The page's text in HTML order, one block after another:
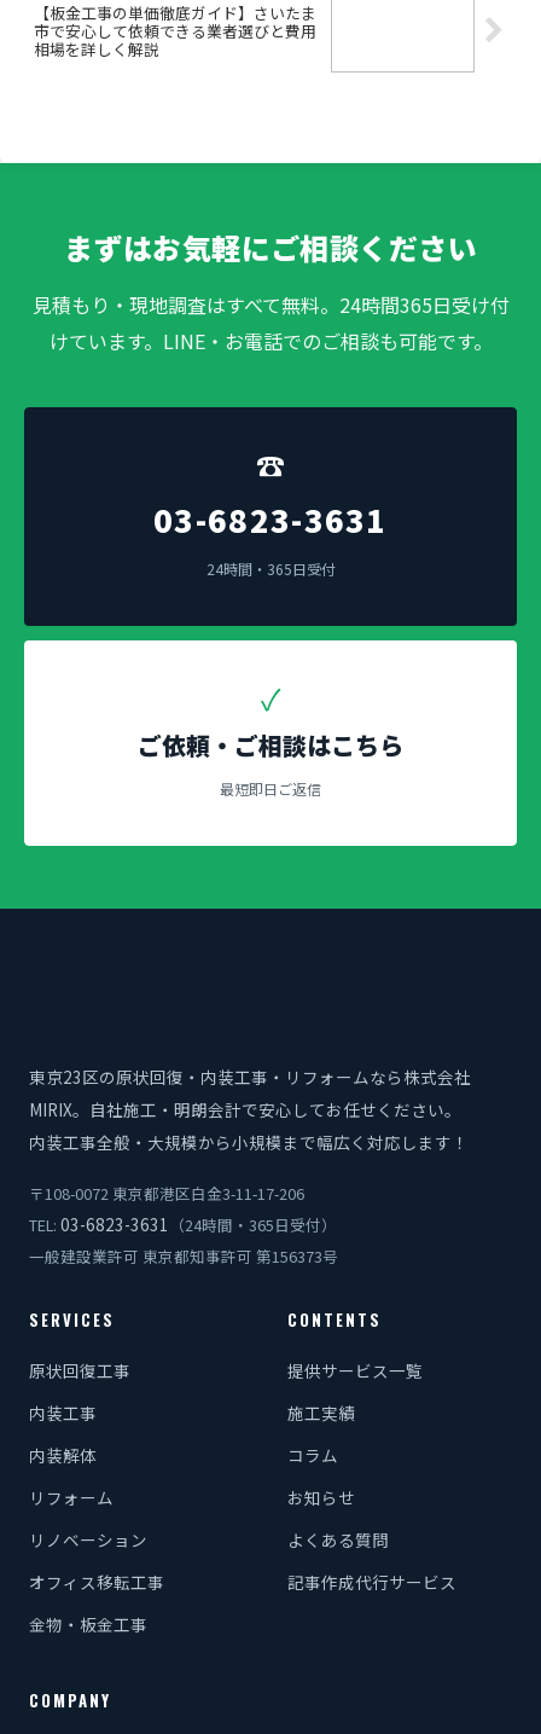
【板金工事の単価徹底ガイド】さいたま
市で安心して依頼できる業者選びと費用
相場を詳しく解説
まずはお気軽にご相談ください
見積もり・現地調査はすべて無料。24時間365日受け付
けています。LINE・お電話でのご相談も可能です。
☎
03-6823-3631
24時間・365日受付
✓
ご依頼・ご相談はこちら
最短即日ご返信
東京23区の原状回復・内装工事・リフォームなら株式会社
MIRIX。自社施工・明朗会計で安心してお任せください。
内装工事全般・大規模から小規模まで幅広く対応します！
〒108-0072 東京都港区白金3-11-17-206
TEL: 03-6823-3631
（24時間・365日受付）
一般建設業許可 東京都知事許可 第156373号
SERVICES
原状回復工事
内装工事
内装解体
リフォーム
リノベーション
オフィス移転工事
金物・板金工事
CONTENTS
提供サービス一覧
施工実績
コラム
お知らせ
よくある質問
記事作成代行サービス
COMPANY